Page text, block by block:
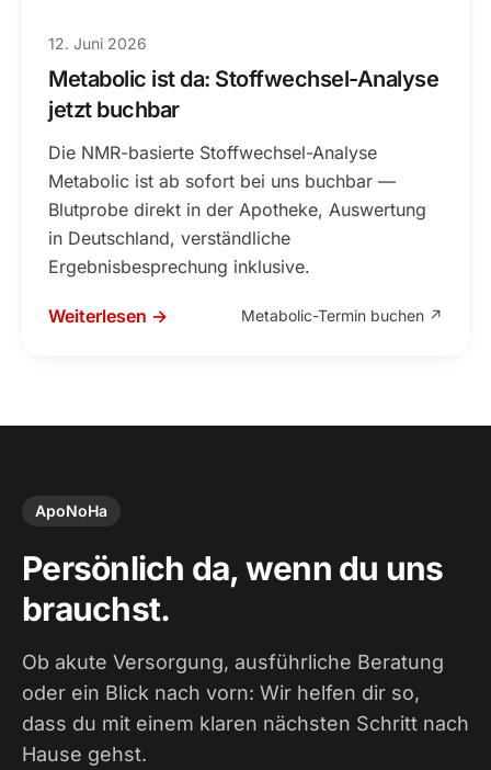
12. Juni 2026
Metabolic ist da: Stoffwechsel-Analyse
jetzt buchbar
Die NMR-basierte Stoffwechsel-Analyse
Metabolic ist ab sofort bei uns buchbar —
Blutprobe direkt in der Apotheke, Auswertung
in Deutschland, verständliche
Ergebnisbesprechung inklusive.
Weiterlesen → Metabolic-Termin buchen ↗
ApoNoHa
Persönlich da, wenn du uns
brauchst.
Ob akute Versorgung, ausführliche Beratung
oder ein Blick nach vorn: Wir helfen dir so,
dass du mit einem klaren nächsten Schritt nach
Hause gehst.